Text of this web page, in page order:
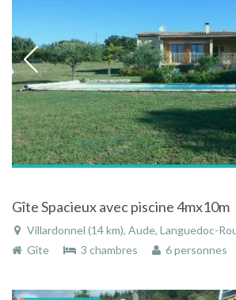
Gîte Spacieux avec piscine 4mx10m
Villardonnel (14 km), Aude, Languedoc-
Gîte
3 chambres 6 personnes